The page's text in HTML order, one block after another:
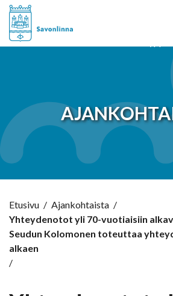
Etusivu / Ajankohtaista /
Yhteydenotot yli 70-vuotiaisiin
Seudun Kolomonen toteuttaa
alkaen
/